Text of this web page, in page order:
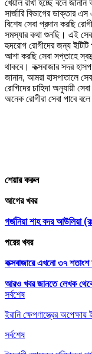
খেয়াল রাখা হচ্ছে বলে
সার্জারি বিভাগের ডাক্তার
বিশেষ সেবা প্রদান করছি
সমস্যার কথা শুনছি। এই
হৃদরোগ রোগীদের জন্য ইটিটি
আশা করছি সেবা সপ্তাহে
থাকবে। কক্সবাজার সদর
জানান, আমরা হাসপাতালে
রোগিদের চাহিদা অনুযায়ী
অনেক রোগীরা সেবা পাবে
শেয়ার করুন
আগের খবর
গর্জনিয়া শাহ বদর আউলিয়া
পরের খবর
কক্সবাজারে এখনো ৩৭
আরও খবর জানতে লেখক
সর্বশেষ
ইরানি ক্ষেপণাস্ত্রের
সর্বশেষ